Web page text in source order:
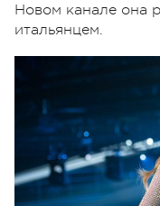
Новом канале она
итальянцем.